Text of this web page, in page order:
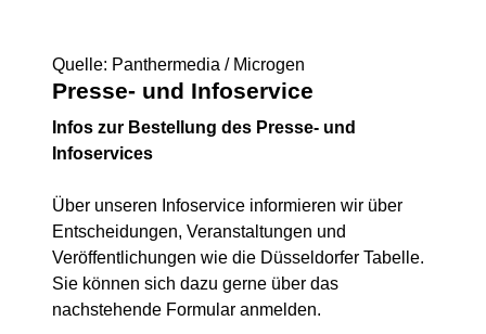
Quelle: Panthermedia / Microgen
Presse- und Infoservice
Infos zur Bestellung des Presse- und
Infoservices
Über unseren Infoservice informieren wir über
Entscheidungen, Veranstaltungen und
Veröffentlichungen wie die Düsseldorfer Tabelle.
Sie können sich dazu gerne über das
nachstehende Formular anmelden.